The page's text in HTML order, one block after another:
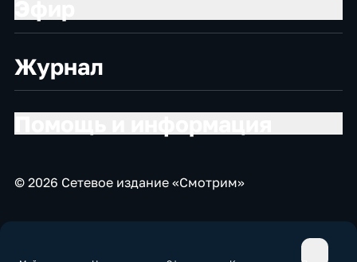
Журнал
© 2026 Сетевое издание «Смотрим»